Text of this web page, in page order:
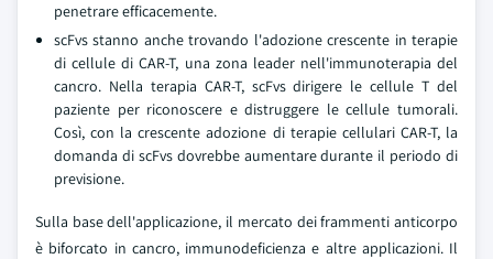
penetrare efficacemente.
scFvs stanno anche trovando l'adozione crescente in terapie
di cellule di CAR-T, una zona leader nell'immunoterapia del
cancro. Nella terapia CAR-T, scFvs dirigere le cellule T del
paziente per riconoscere e distruggere le cellule tumorali.
Così, con la crescente adozione di terapie cellulari CAR-T, la
domanda di scFvs dovrebbe aumentare durante il periodo di
previsione.
Sulla base dell'applicazione, il mercato dei frammenti anticorpo
è biforcato in cancro, immunodeficienza e altre applicazioni. Il